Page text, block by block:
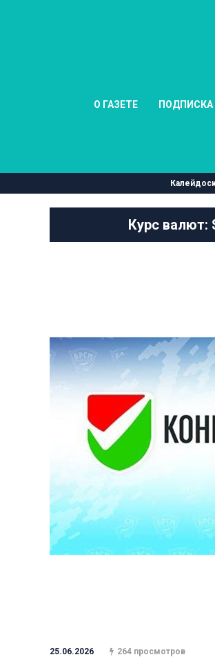
О ГАЗЕТЕ ПОДПИСКА
Курс валют:
25.06.2026 264 просмотров